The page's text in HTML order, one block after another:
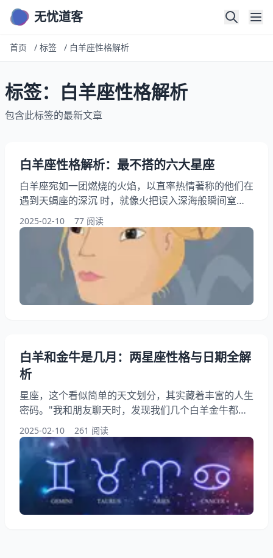
无忧道客
首页 / 标签 / 白羊座性格解析
标签：白羊座性格解析
包含此标签的最新文章
白羊座性格解析：最不搭的六大星座
白羊座宛如一团燃烧的火焰，以直率热情著称的他们在
遇到天蝎座的深沉 时，就像火把误入深海般瞬间窒
息。本文将用5组真实场景拆解白羊座为何与巨蟹座过
度敏感 天生不合拍，更会通过心理学实验数据说明他
们与金牛座价值观冲突 的底层逻辑，为12星座中最鲜
明的性格碰撞提供全新视角。 白羊座性格矛盾点解析
一、天蝎座：隐藏控制欲引爆冲突 二、巨蟹座：过度
2025-02-10 77 阅读
白羊和金牛是几月：两星座性格与日期全解
析
星座，这个看似简单的天文划分，其实藏着丰富的人生
密码。"我和朋友聊天时，发现我们几个白羊金牛都是
3、4月生日"，许多人在星座查询时都会产生类似疑
惑。今天就从占星学、性格特质到生活解密等维度，带
大家完整了解这两个星座的月份划分究竟藏着哪些秘
分法 二、白羊vs金牛性格：水火土元素的碰撞 三、恋
爱模式解密：冲动与慢热的情感对决
2025-02-10 261 阅读